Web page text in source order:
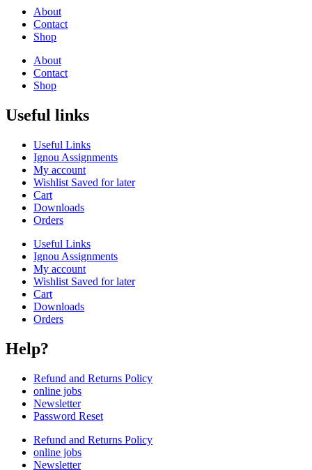
About
Contact
Shop
About
Contact
Shop
Useful links
Useful Links
Ignou Assignments
My account
Wishlist Saved for later
Cart
Downloads
Orders
Useful Links
Ignou Assignments
My account
Wishlist Saved for later
Cart
Downloads
Orders
Help?
Refund and Returns Policy
online jobs
Newsletter
Password Reset
Refund and Returns Policy
online jobs
Newsletter